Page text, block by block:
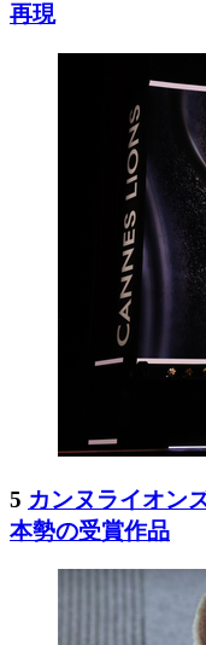
再現
5 カンヌライオン
本勢の受賞作品